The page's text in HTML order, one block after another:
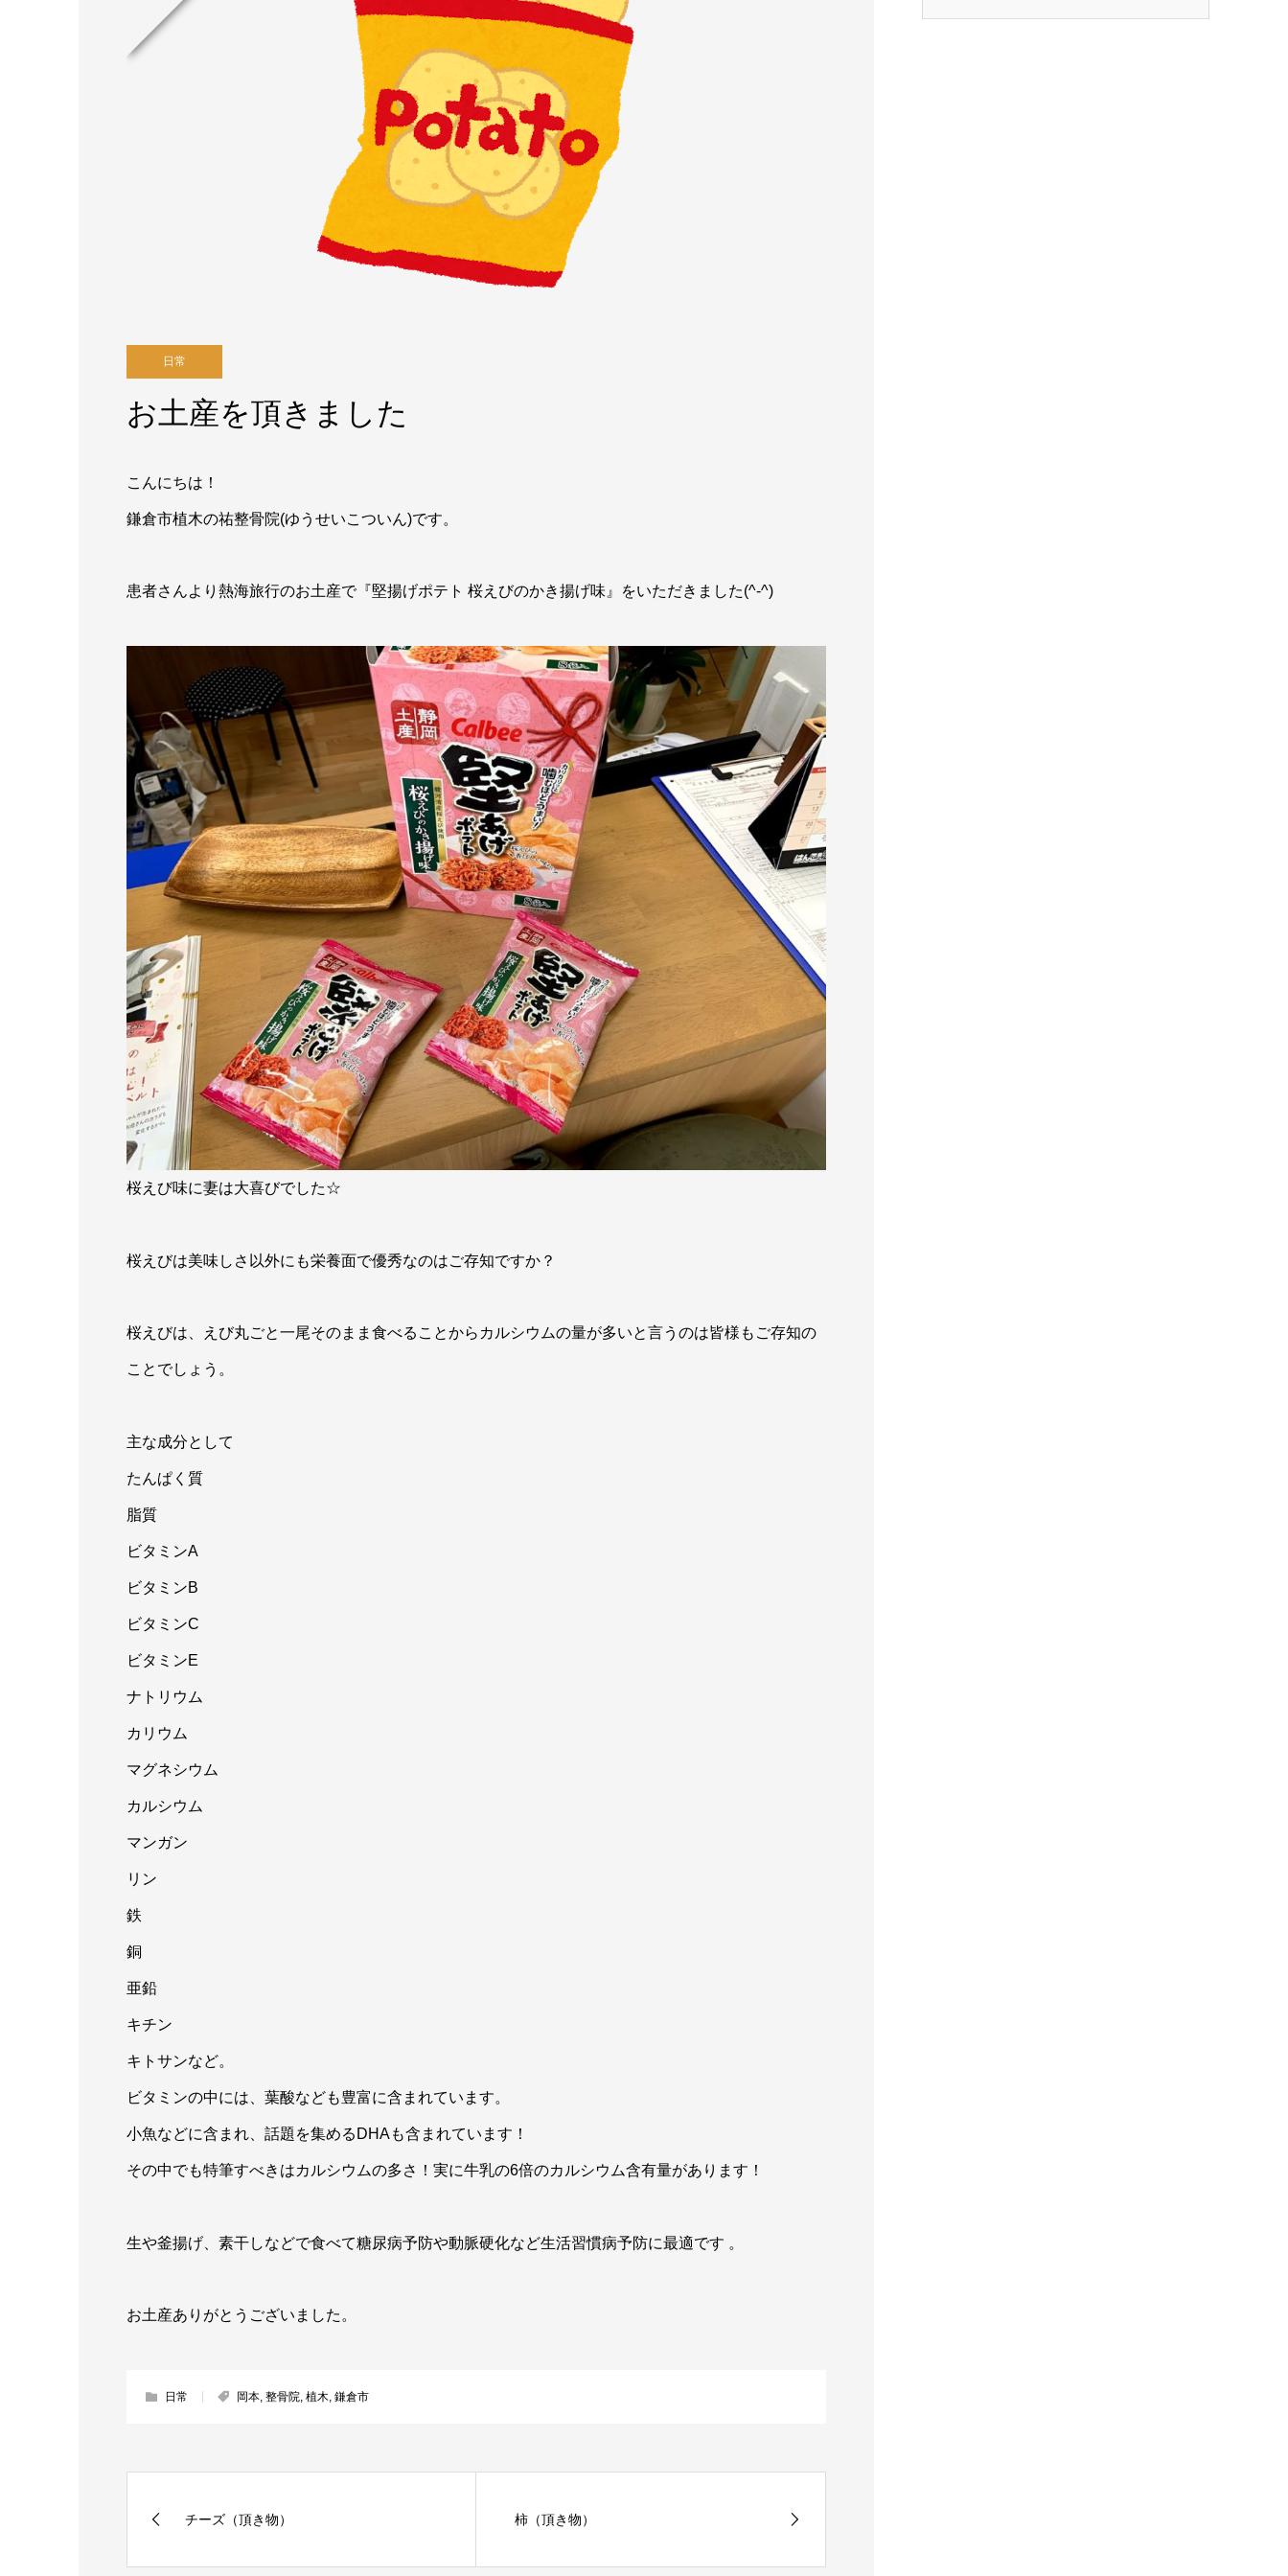
日常
お土産を頂きました
こんにちは！
鎌倉市植木の祐整骨院(ゆうせいこついん)です。
患者さんより熱海旅行のお土産で『堅揚げポテト 桜えびのかき揚げ味』をいただきました(^-^)
桜えび味に妻は大喜びでした☆
桜えびは美味しさ以外にも栄養面で優秀なのはご存知ですか？
桜えびは、えび丸ごと一尾そのまま食べることからカルシウムの量が多いと言うのは皆様もご存知の
ことでしょう。
主な成分として
たんぱく質
脂質
ビタミンA
ビタミンB
ビタミンC
ビタミンE
ナトリウム
カリウム
マグネシウム
カルシウム
マンガン
リン
鉄
銅
亜鉛
キチン
キトサンなど。
ビタミンの中には、葉酸なども豊富に含まれています。
小魚などに含まれ、話題を集めるDHAも含まれています！
その中でも特筆すべきはカルシウムの多さ！実に牛乳の6倍のカルシウム含有量があります！
生や釜揚げ、素干しなどで食べて糖尿病予防や動脈硬化など生活習慣病予防に最適です 。
お土産ありがとうございました。
日常 岡本 整骨院 植木 鎌倉市
チーズ（頂き物） 柿（頂き物）